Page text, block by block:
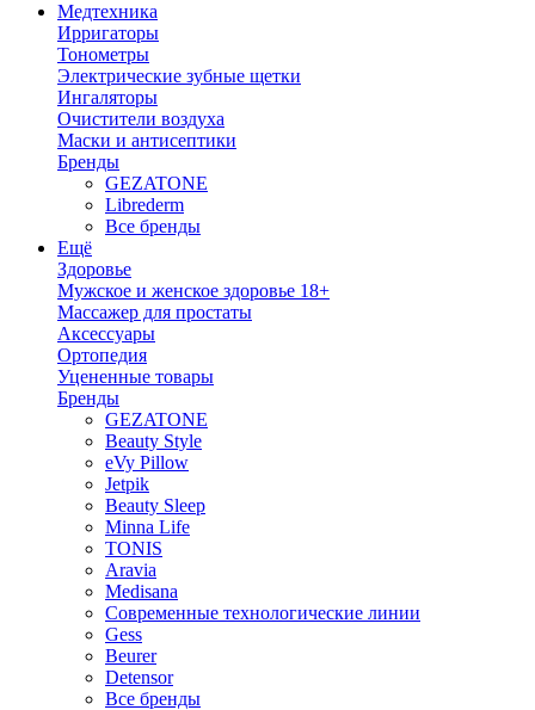
Медтехника
Ирригаторы
Тонометры
Электрические зубные щетки
Ингаляторы
Очистители воздуха
Маски и антисептики
Бренды
GEZATONE
Librederm
Все бренды
Ещё
Здоровье
Мужское и женское здоровье 18+
Массажер для простаты
Аксессуары
Ортопедия
Уцененные товары
Бренды
GEZATONE
Beauty Style
eVy Pillow
Jetpik
Beauty Sleep
Minna Life
TONIS
Aravia
Medisana
Современные технологические линии
Gess
Beurer
Detensor
Все бренды